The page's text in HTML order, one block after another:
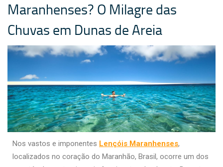
Maranhenses? O Milagre das
Chuvas em Dunas de Areia
Nos vastos e imponentes Lençóis Maranhenses,
localizados no coração do Maranhão, Brasil, ocorre um dos